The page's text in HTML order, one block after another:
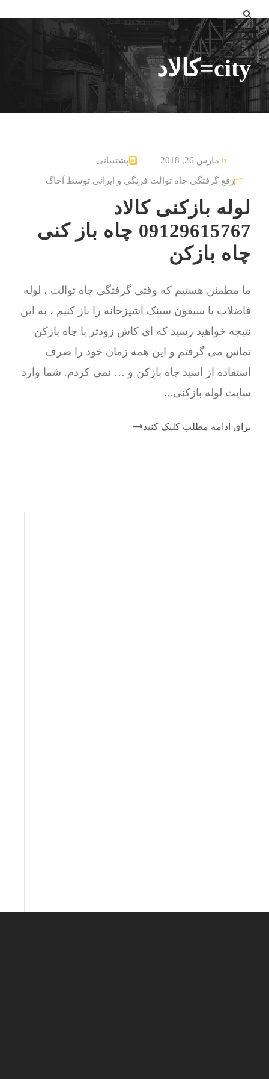
city=کالاد
مارس 26, 2018 پشتیبانی
رفع گرفتگی چاه توالت فرنگی و ایرانی توسط آچاگ
لوله بازکنی کالاد
09129615767 چاه باز کنی
چاه بازکن
ما مطمئن هستیم که وقتی گرفتگی چاه توالت ، لوله
فاضلاب یا سیفون سینک آشپزخانه را باز کنیم ، به این
نتیجه خواهید رسید که ای کاش زودتر با چاه بازکن
تماس می گرفتم و این همه زمان خود را صرف
استفاده از اسید چاه بازکن و … نمی کردم. شما وارد
سایت لوله بازکنی...
برای ادامه مطلب کلیک کنید